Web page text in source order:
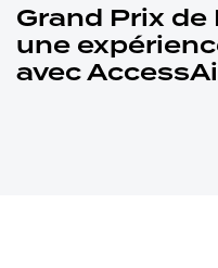
Grand Prix de
une
avec